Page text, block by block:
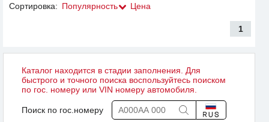
Сортировка: Популярность Цена
1
Каталог находится в стадии заполнения. Для
быстрого и точного поиска воспользуйтесь поиском
по гос. номеру или VIN номеру автомобиля.
Поиск по гос.номеру